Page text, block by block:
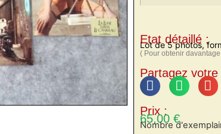
Etat détaillé :
Lot de 5 photos,
( Pour obtenir
Partagez votre
Prix :
65,00 €
Nombre